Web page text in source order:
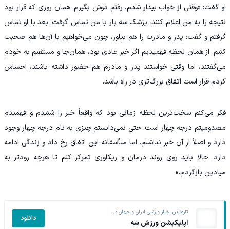
او گفت: «وقتی از خواب بیدار شدم، رفتم دوش بگیرم. همان روزی که قرار بود
نتیجه را به من اعلام کنند، پزشک سه بار با من تماس گرفت. بعد با او تماس
گرفتم و گفت: پدر و مادرت را هم بیاور، چون می‌خواهیم با آن‌ها هم صحبت
کنیم. از همان لحظه فهمیدیم اگر خبر عادی بود، همان‌جا و مستقیم به خودم
می‌گفتند، اما وقتی خواستند پدر و مادرم هم حضور داشته باشند، احساس
کردم قرار است اتفاق بزرگ‌تری در راه باشد.
فکر می‌کنم سخت‌ترین لحظه زمانی بود که واقعاً خبر را شنیدم و فهمیدم
مصدومیتم درجه چهار است. حتی نمی‌دانستم چیزی به نام درجه چهار وجود
دارد و اصلاً از آن خبر نداشتم. اما متأسفانه این اتفاق رخ داد و زندگی ادامه
دارد. حالا باید روی روند درمان و ریکاوری تمرکز کنم تا هرچه زودتر به
میادین بازگردم.»
تازه‌ترین اخبار ورزشی ایران و جهان در
اپلیکیشن ورزش سه دانلود